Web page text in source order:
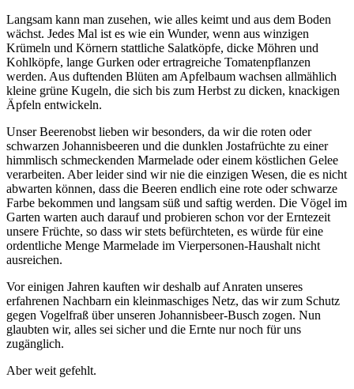
Langsam kann man zusehen, wie alles keimt und aus dem Boden
wächst. Jedes Mal ist es wie ein Wunder, wenn aus winzigen
Krümeln und Körnern stattliche Salatköpfe, dicke Möhren und
Kohlköpfe, lange Gurken oder ertragreiche Tomatenpflanzen
werden. Aus duftenden Blüten am Apfelbaum wachsen allmählich
kleine grüne Kugeln, die sich bis zum Herbst zu dicken, knackigen
Äpfeln entwickeln.
Unser Beerenobst lieben wir besonders, da wir die roten oder
schwarzen Johannisbeeren und die dunklen Jostafrüchte zu einer
himmlisch schmeckenden Marmelade oder einem köstlichen Gelee
verarbeiten. Aber leider sind wir nie die einzigen Wesen, die es nicht
abwarten können, dass die Beeren endlich eine rote oder schwarze
Farbe bekommen und langsam süß und saftig werden. Die Vögel im
Garten warten auch darauf und probieren schon vor der Erntezeit
unsere Früchte, so dass wir stets befürchteten, es würde für eine
ordentliche Menge Marmelade im Vierpersonen-Haushalt nicht
ausreichen.
Vor einigen Jahren kauften wir deshalb auf Anraten unseres
erfahrenen Nachbarn ein kleinmaschiges Netz, das wir zum Schutz
gegen Vogelfraß über unseren Johannisbeer-Busch zogen. Nun
glaubten wir, alles sei sicher und die Ernte nur noch für uns
zugänglich.
Aber weit gefehlt.